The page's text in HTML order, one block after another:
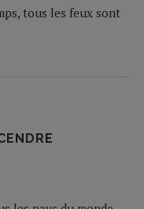
tous les feux sont